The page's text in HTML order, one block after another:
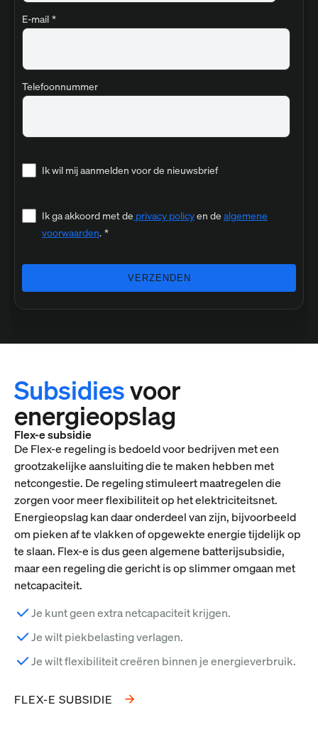
E-mail *
Telefoonnummer
Ik wil mij aanmelden voor de nieuwsbrief
Ik ga akkoord met de privacy policyen de algemene
voorwaarden. *
Subsidiesvoor
energieopslag
Flex-e subsidie
De Flex-e regeling is bedoeld voor bedrijven met een
grootzakelijke aansluiting die te maken hebben met
netcongestie. De regeling stimuleert maatregelen die
zorgen voor meer flexibiliteit op het elektriciteitsnet.
Energieopslag kan daar onderdeel van zijn, bijvoorbeeld
om pieken af te vlakken of opgewekte energie tijdelijk op
te slaan. Flex-e is dus geen algemene batterijsubsidie,
maar een regeling die gericht is op slimmer omgaan met
netcapaciteit.
Je kunt geen extra netcapaciteit krijgen.
Je wilt piekbelasting verlagen.
Je wilt flexibiliteit creëren binnen je energieverbruik.
FLEX-E SUBSIDIE